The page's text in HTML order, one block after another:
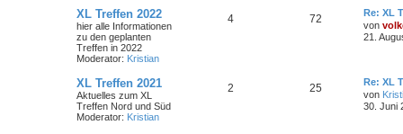
XL Treffen 2022
hier alle Informationen
zu den geplanten
Treffen in 2022
Moderator: Kristian
4 72
Re: XL
von
21.
XL Treffen 2021
Aktuelles zum XL
Treffen Nord und Süd
Moderator: Kristian
2 25
Re: XL
von
30. Juni